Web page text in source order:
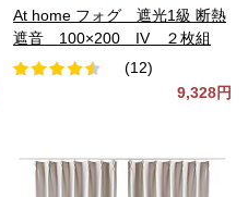
At home フォグ 遮光1級 断熱
遮音 100×200 IV ２枚組
(12)
9,328円